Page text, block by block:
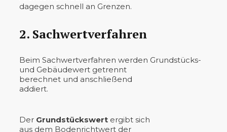
dagegen schnell an Grenzen.
2. Sachwertverfahren
Beim Sachwertverfahren werden Grundstücks-
und Gebäudewert getrennt
berechnet und anschließend
addiert.
Der Grundstückswert ergibt sich
aus dem Bodenrichtwert der